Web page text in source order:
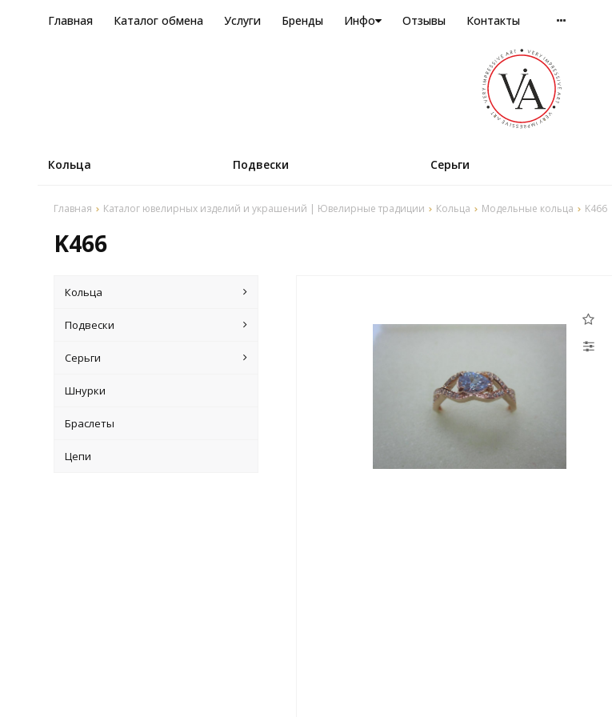
Главная Каталог обмена Услуги Бренды Инфо Отзывы Контакты
Кольца Подвески Серьги
Главная Каталог ювелирных изделий и украшений | Ювелирные традиции Кольца Модельные кольца K466
K466
Кольца
Подвески
Серьги
Шнурки
Браслеты
Цепи